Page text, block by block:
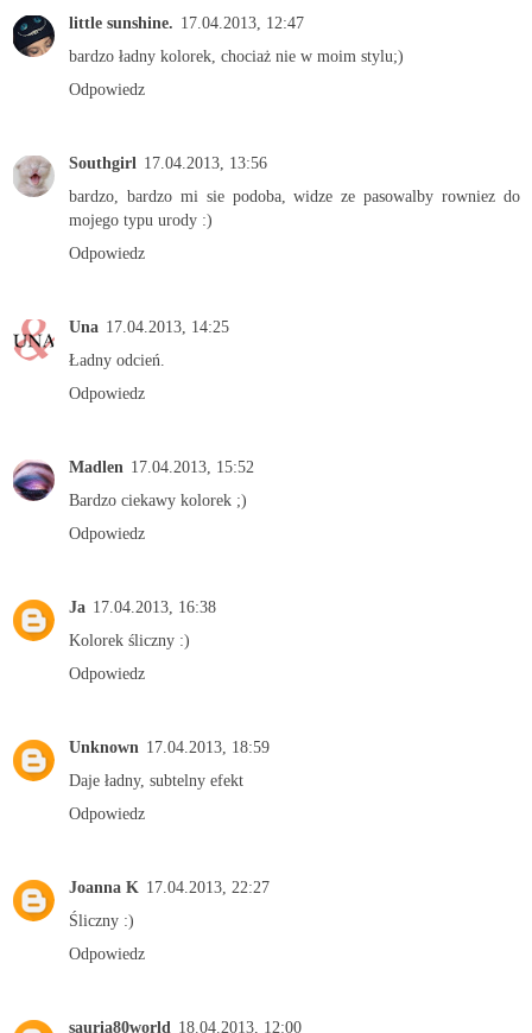
little sunshine. 17.04.2013, 12:47
bardzo ładny kolorek, chociaż nie w moim stylu;)
Odpowiedz
Southgirl 17.04.2013, 13:56
bardzo, bardzo mi sie podoba, widze ze pasowalby rowniez do
mojego typu urody :)
Odpowiedz
Una 17.04.2013, 14:25
Ładny odcień.
Odpowiedz
Madlen 17.04.2013, 15:52
Bardzo ciekawy kolorek ;)
Odpowiedz
Ja 17.04.2013, 16:38
Kolorek śliczny :)
Odpowiedz
Unknown 17.04.2013, 18:59
Daje ładny, subtelny efekt
Odpowiedz
Joanna K 17.04.2013, 22:27
Śliczny :)
Odpowiedz
sauria80world 18.04.2013, 12:00